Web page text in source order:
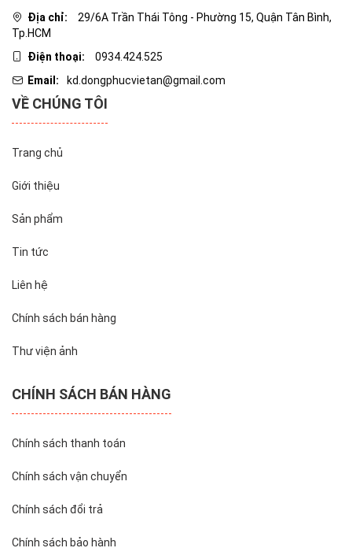
Địa chỉ:
29/6A Trần Thái Tông - Phường 15, Quận Tân Bình,
Tp.HCM
Điện thoại:
0934.424.525
Email:
kd.dongphucvietan@gmail.com
VỀ CHÚNG TÔI
Trang chủ
Giới thiệu
Sản phẩm
Tin tức
Liên hệ
Chính sách bán hàng
Thư viện ảnh
CHÍNH SÁCH BÁN HÀNG
Chính sách thanh toán
Chính sách vận chuyển
Chính sách đổi trả
Chính sách bảo hành